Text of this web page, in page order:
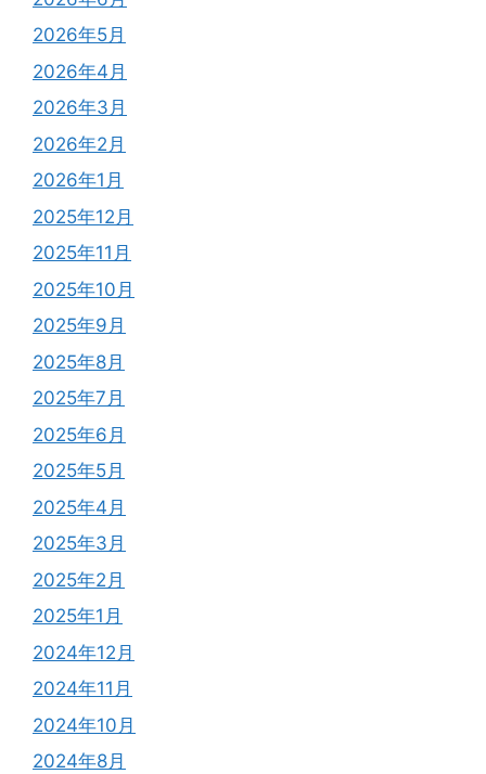
2026年5月
2026年4月
2026年3月
2026年2月
2026年1月
2025年12月
2025年11月
2025年10月
2025年9月
2025年8月
2025年7月
2025年6月
2025年5月
2025年4月
2025年3月
2025年2月
2025年1月
2024年12月
2024年11月
2024年10月
2024年8月